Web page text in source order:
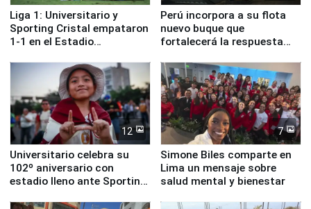
Liga 1: Universitario y
Sporting Cristal empataron
1-1 en el Estadio
Perú incorpora a su flota
nuevo buque que
fortalecerá la respuesta
12
Universitario celebra su
102º aniversario con
estadio lleno ante Sporting
7
Simone Biles comparte en
Lima un mensaje sobre
salud mental y bienestar